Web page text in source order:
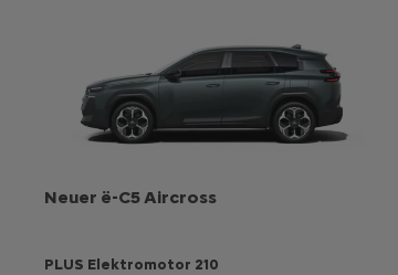
Neuer ë-C5 Aircross
PLUS Elektromotor 210